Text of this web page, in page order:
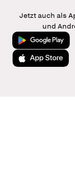
Jetzt auch als
und
Jetzt bei Google
Laden im App